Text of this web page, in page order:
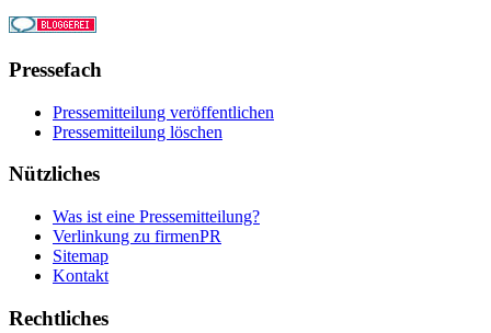
Pressefach
Pressemitteilung veröffentlichen
Pressemitteilung löschen
Nützliches
Was ist eine Pressemitteilung?
Verlinkung zu firmenPR
Sitemap
Kontakt
Rechtliches